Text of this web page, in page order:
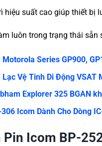
hiệu suất cao giúp thiết bị
luôn trong trạng thái sẵn
Series GP900,
Vệ Tinh Di Động VSAT
Explorer 325 BGAN
Icom Dành Cho Dòng
Icom BP-